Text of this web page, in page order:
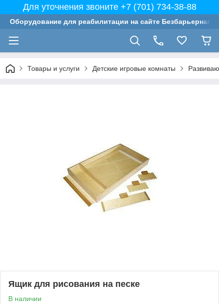
Для уточнения звоните +7 (701) 734-38-88
Оборудование для реабилитации на сайте Безбарьерная
Товары и услуги Детские игровые комнаты
Ящик для рисования на песке
В наличии